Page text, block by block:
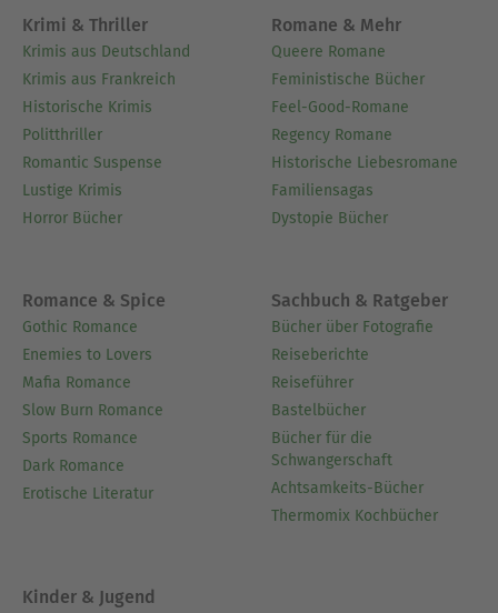
Krimi & Thriller
Krimis aus Deutschland
Krimis aus Frankreich
Historische Krimis
Politthriller
Romantic Suspense
Lustige Krimis
Horror Bücher
Romane & Mehr
Queere Romane
Feministische Bücher
Feel-Good-Romane
Regency Romane
Historische Liebesromane
Familiensagas
Dystopie Bücher
Romance & Spice
Gothic Romance
Enemies to Lovers
Mafia Romance
Slow Burn Romance
Sports Romance
Dark Romance
Erotische Literatur
Sachbuch & Ratgeber
Bücher über Fotografie
Reiseberichte
Reiseführer
Bastelbücher
Bücher für die
Schwangerschaft
Achtsamkeits-Bücher
Thermomix Kochbücher
Kinder & Jugend